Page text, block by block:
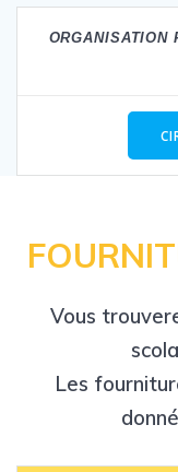
ORGANISATION
Vous
Les